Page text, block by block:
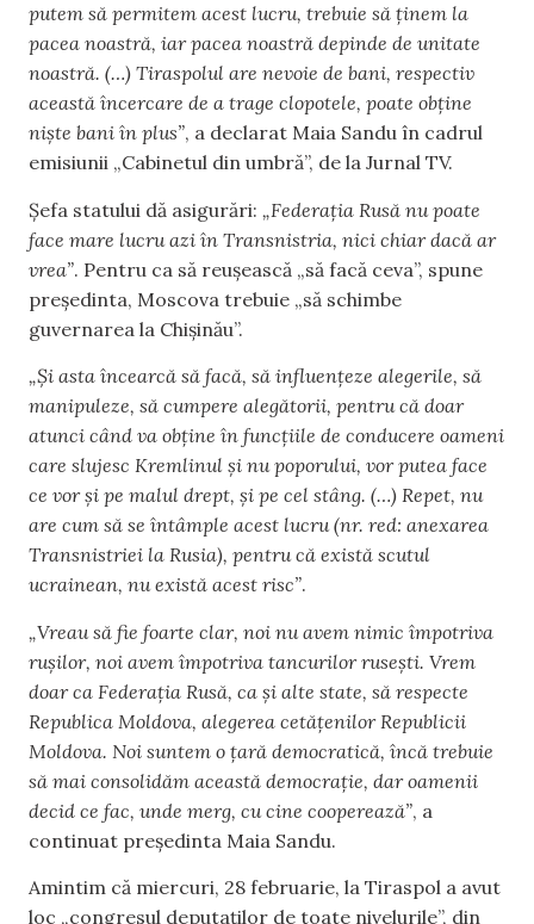
putem să permitem acest lucru, trebuie să ținem la
pacea noastră, iar pacea noastră depinde de unitate
noastră. (…) Tiraspolul are nevoie de bani, respectiv
această încercare de a trage clopotele, poate obține
niște bani în plus”, a declarat Maia Sandu în cadrul
emisiunii „Cabinetul din umbră”, de la Jurnal TV.
Șefa statului dă asigurări: „Federația Rusă nu poate
face mare lucru azi în Transnistria, nici chiar dacă ar
vrea”. Pentru ca să reușească „să facă ceva”, spune
președinta, Moscova trebuie „să schimbe
guvernarea la Chișinău”.
„Și asta încearcă să facă, să influențeze alegerile, să
manipuleze, să cumpere alegătorii, pentru că doar
atunci când va obține în funcțiile de conducere oameni
care slujesc Kremlinul și nu poporului, vor putea face
ce vor și pe malul drept, și pe cel stâng. (…) Repet, nu
are cum să se întâmple acest lucru (nr. red: anexarea
Transnistriei la Rusia), pentru că există scutul
ucrainean, nu există acest risc”.
„Vreau să fie foarte clar, noi nu avem nimic împotriva
rușilor, noi avem împotriva tancurilor rusești. Vrem
doar ca Federația Rusă, ca și alte state, să respecte
Republica Moldova, alegerea cetățenilor Republicii
Moldova. Noi suntem o țară democratică, încă trebuie
să mai consolidăm această democrație, dar oamenii
decid ce fac, unde merg, cu cine cooperează”, a
continuat președinta Maia Sandu.
Amintim că miercuri, 28 februarie, la Tiraspol a avut
loc „congresul deputaților de toate nivelurile”, din